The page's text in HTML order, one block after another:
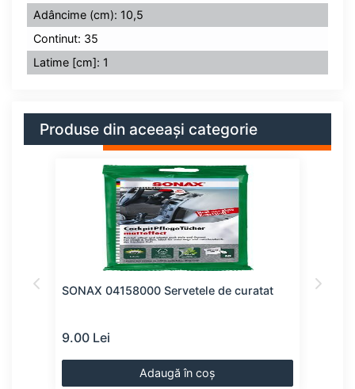
Adâncime (cm): 10,5
Continut: 35
Latime [cm]: 1
Produse din aceeași categorie
SONAX 04158000 Servetele de curatat
9.00 Lei
Adaugă în coș